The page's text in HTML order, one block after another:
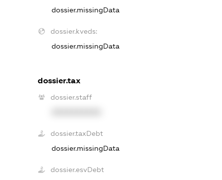
dossier.missingData
dossier.kveds:
dossier.missingData
dossier.tax
dossier.staff
dossier.taxDebt
dossier.missingData
dossier.esvDebt